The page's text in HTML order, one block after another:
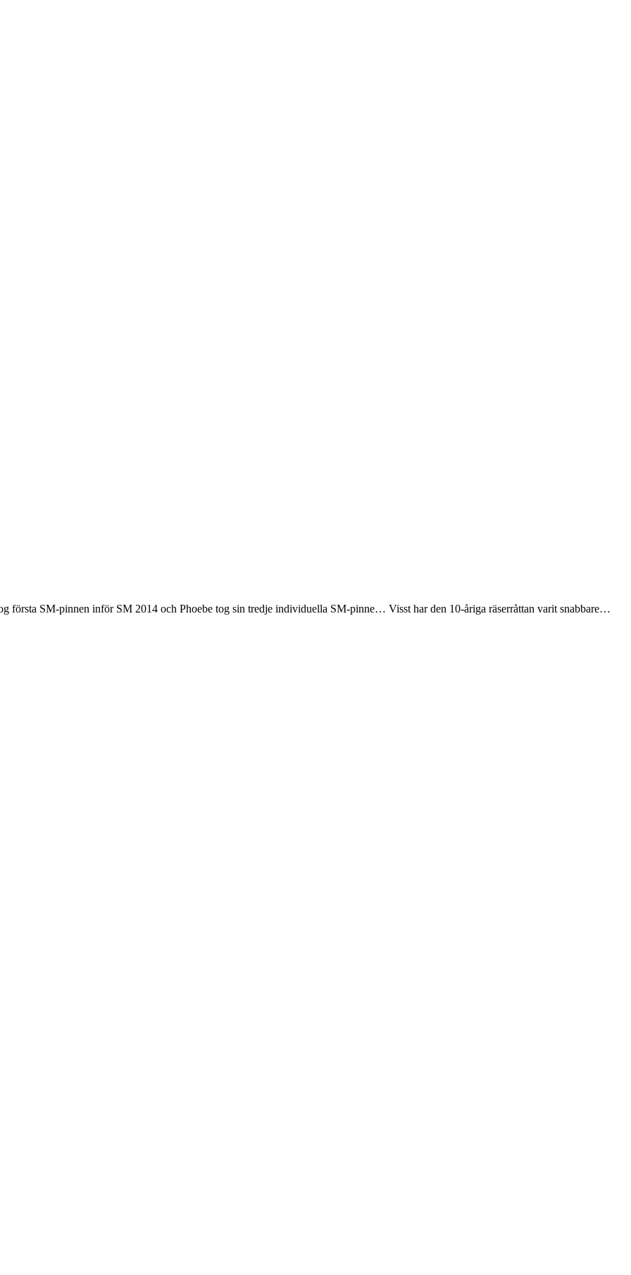
första SM-pinnen inför SM 2014 och Phoebe tog sin tredje individuella SM-pinne… Visst har den 10-åriga räserråttan varit snabbare…